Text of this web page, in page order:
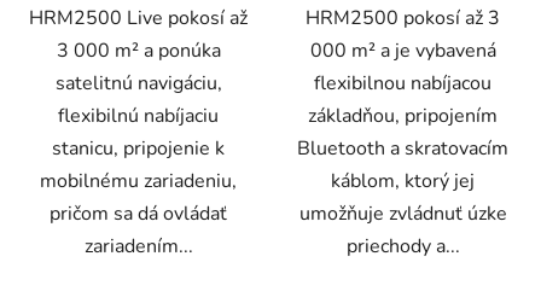
HRM2500 Live pokosí až
3 000 m² a ponúka
satelitnú navigáciu,
flexibilnú nabíjaciu
stanicu, pripojenie k
mobilnému zariadeniu,
pričom sa dá ovládať
zariadením...
HRM2500 pokosí až 3
000 m² a je vybavená
flexibilnou nabíjacou
základňou, pripojením
Bluetooth a skratovacím
káblom, ktorý jej
umožňuje zvládnuť úzke
priechody a...